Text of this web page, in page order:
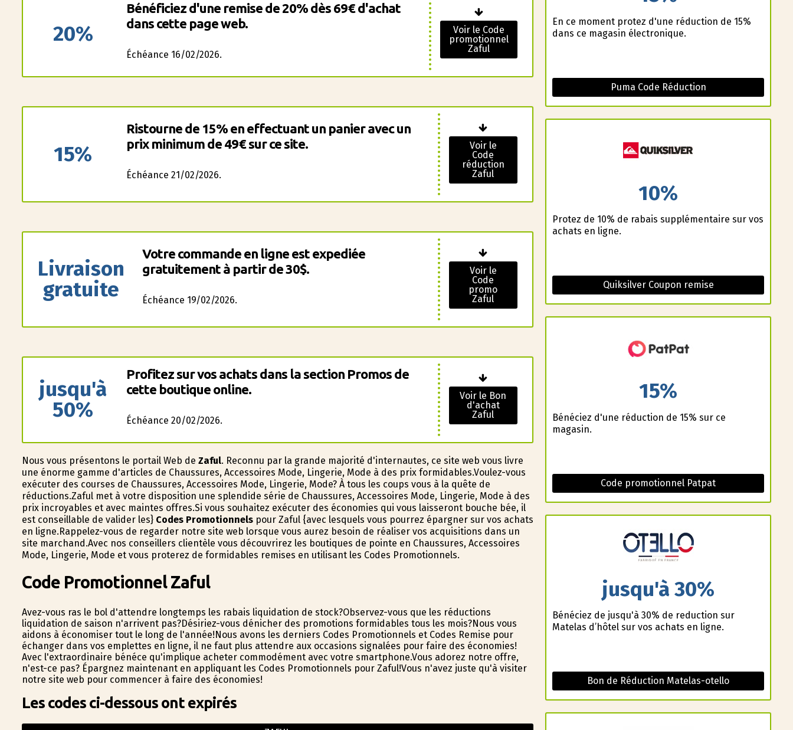
20%
Bénéficiez d'une remise de 20% dès 69€ d'achat
dans cette page web.
Échéance 16/02/2026.
Voir le Code
promotionnel
Zaful
15%
Ristourne de 15% en effectuant un panier avec un
prix minimum de 49€ sur ce site.
Échéance 21/02/2026.
Voir le
Code
réduction
Zaful
Livraison
gratuite
Votre commande en ligne est expediée
gratuitement à partir de 30$.
Échéance 19/02/2026.
Voir le
Code
promo
Zaful
jusqu'à
50%
Profitez sur vos achats dans la section Promos de
cette boutique online.
Échéance 20/02/2026.
Voir le Bon
d'achat
Zaful
Nous vous présentons le portail Web de Zaful. Reconnu par la grande majorité d'internautes, ce site web vous livre
une énorme gamme d'articles de Chaussures, Accessoires Mode, Lingerie, Mode à des prix formidables.Voulez-vous
exécuter des courses de Chaussures, Accessoires Mode, Lingerie, Mode? À tous les coups vous à la quête de
réductions.Zaful met à votre disposition une splendide série de Chaussures, Accessoires Mode, Lingerie, Mode à des
prix incroyables et avec maintes offres.Si vous souhaitez exécuter des économies qui vous laisseront bouche bée, il
est conseillable de valider les} Codes Promotionnelspour Zaful {avec lesquels vous pourrez épargner sur vos achats
en ligne.Rappelez-vous de regarder notre site web lorsque vous aurez besoin de réaliser vos acquisitions dans un
site marchand.Avec nos conseillers clientèle vous découvrirez les boutiques de pointe en Chaussures, Accessoires
Mode, Lingerie, Mode et vous profiterez de formidables remises en utilisant les Codes Promotionnels.
Code Promotionnel Zaful
Avez-vous ras le bol d'attendre longtemps les rabais liquidation de stock?Observez-vous que les réductions
liquidation de saison n'arrivent pas?Désiriez-vous dénicher des promotions formidables tous les mois?Nous vous
aidons à économiser tout le long de l'année!Nous avons les derniers Codes Promotionnels et Codes Remise pour
échanger dans vos emplettes en ligne, il ne faut plus attendre aux occasions signalées pour faire des économies!
Avec l'extraordinaire bénéfice qu'implique acheter commodément avec votre smartphone.Vous adorez notre offre,
n'est-ce pas? Épargnez maintenant en appliquant les Codes Promotionnels pour Zaful!Vous n'avez juste qu'à visiter
notre site web pour commencer à faire des économies!
Les codes ci-dessous ont expirés
En ce moment profitez d'une réduction de 15%
dans ce magasin électronique.
Puma Code Réduction
10%
Profitez de 10% de rabais supplémentaire sur vos
achats en ligne.
Quiksilver Coupon remise
15%
Bénéficiez d'une réduction de 15% sur ce
magasin.
Code promotionnel Patpat
jusqu'à 30%
Bénéficiez de jusqu'à 30% de reduction sur
Matelas d’hôtel sur vos achats en ligne.
Bon de Réduction Matelas-otello